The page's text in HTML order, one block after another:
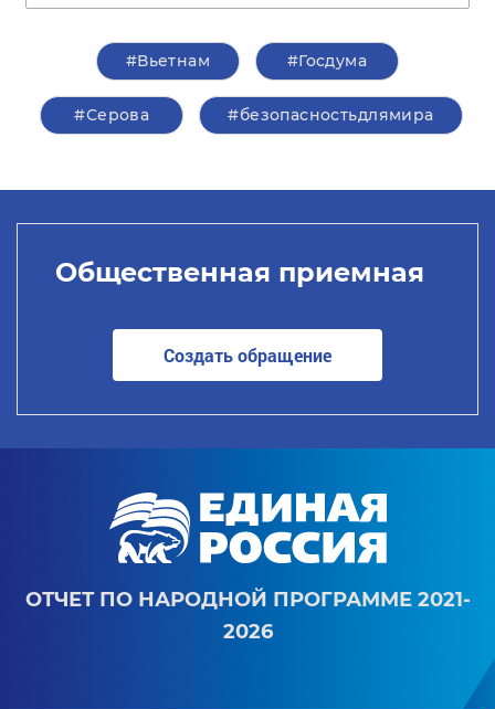
#Вьетнам #Госдума
#Серова #безопасностьдлямира
Общественная приемная
Создать обращение
ОТЧЕТ ПО НАРОДНОЙ ПРОГРАММЕ 2021-
2026